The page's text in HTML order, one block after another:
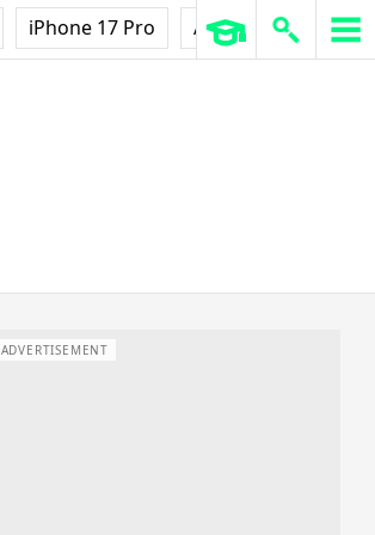
iPhone 17 Pro AirPods Pro 3
ADVERTISEMENT